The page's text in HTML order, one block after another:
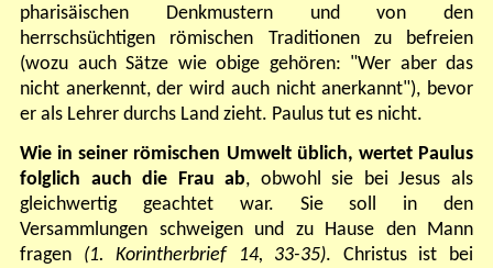
pharisäischen Denkmustern und von den
herrschsüchtigen römischen Traditionen zu befreien
(wozu auch Sätze wie obige gehören: "Wer aber das
nicht anerkennt, der wird auch nicht anerkannt"), bevor
er als Lehrer durchs Land zieht. Paulus tut es nicht.
Wie in seiner römischen Umwelt üblich, wertet Paulus
folglich auch die Frau ab, obwohl sie bei Jesus als
gleichwertig geachtet war. Sie soll in den
Versammlungen schweigen und zu Hause den Mann
fragen (1. Korintherbrief 14, 33-35). Christus ist bei